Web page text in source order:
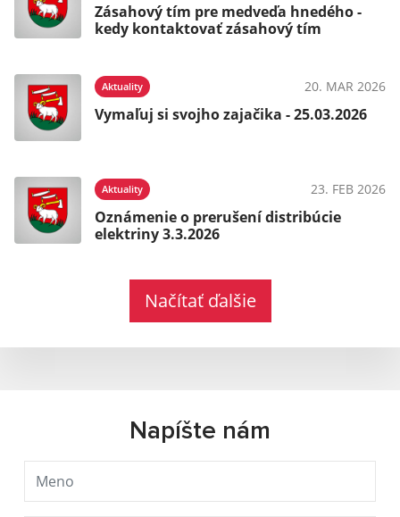
Zásahový tím pre medveďa hnedého -
kedy kontaktovať zásahový tím
Aktuality 20. MAR 2026
Vymaľuj si svojho zajačika - 25.03.2026
Aktuality 23. FEB 2026
Oznámenie o prerušení distribúcie
elektriny 3.3.2026
Načítať ďalšie
Napíšte nám